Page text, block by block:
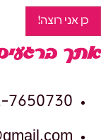
כן אני רוצה!
אתך
7650730